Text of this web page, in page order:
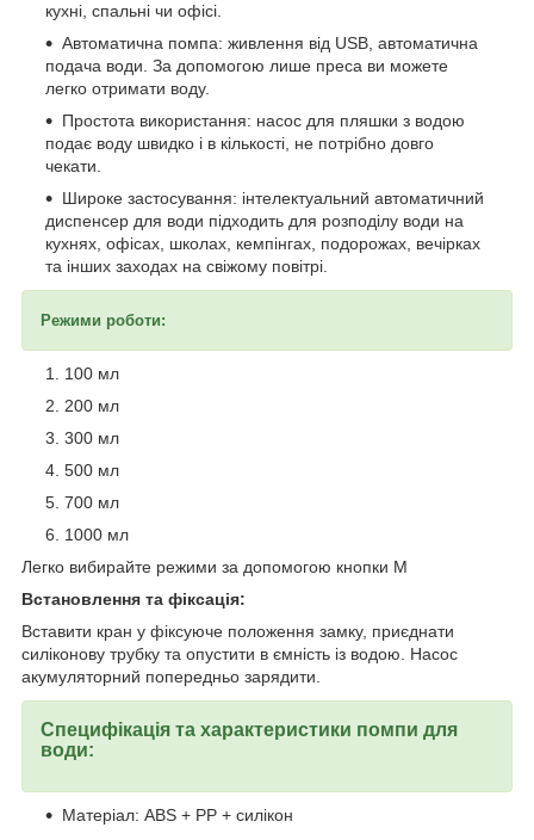
кухні, спальні чи офісі.
Автоматична помпа: живлення від USB, автоматична
подача води. За допомогою лише преса ви можете
легко отримати воду.
Простота використання: насос для пляшки з водою
подає воду швидко і в кількості, не потрібно довго
чекати.
Широке застосування: інтелектуальний автоматичний
диспенсер для води підходить для розподілу води на
кухнях, офісах, школах, кемпінгах, подорожах, вечірках
та інших заходах на свіжому повітрі.
Режими роботи:
100 мл
200 мл
300 мл
500 мл
700 мл
1000 мл
Легко вибирайте режими за допомогою кнопки М
Встановлення та фіксація:
Вставити кран у фіксуюче положення замку, приєднати
силіконову трубку та опустити в ємність із водою. Насос
акумуляторний попередньо зарядити.
Специфікація та характеристики помпи для
води:
Матеріал: ABS + PP + силікон